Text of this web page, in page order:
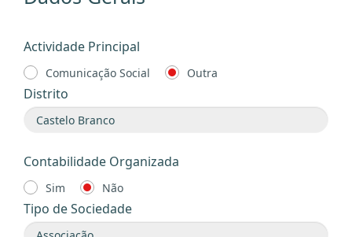
Actividade Principal
Comunicação Social Outra
Distrito
Contabilidade Organizada
Sim Não
Tipo de Sociedade